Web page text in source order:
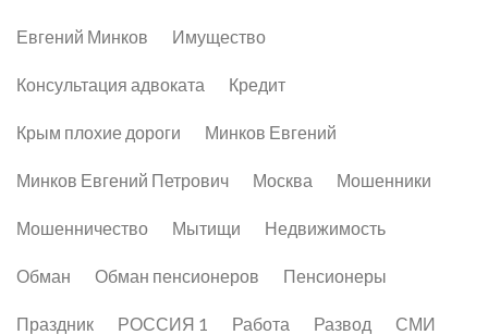
Евгений Минков Имущество
Консультация адвоката Кредит
Крым плохие дороги Минков Евгений
Минков Евгений Петрович Москва Мошенники
Мошенничество Мытищи Недвижимость
Обман Обман пенсионеров Пенсионеры
Праздник РОССИЯ 1 Работа Развод СМИ